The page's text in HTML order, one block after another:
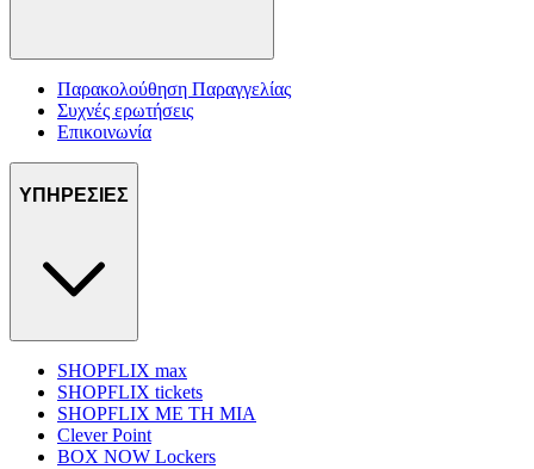
Παρακολούθηση Παραγγελίας
Συχνές ερωτήσεις
Επικοινωνία
ΥΠΗΡΕΣΙΕΣ
SHOPFLIX max
SHOPFLIX tickets
SHOPFLIX ΜΕ ΤΗ ΜΙΑ
Clever Point
BOX NOW Lockers